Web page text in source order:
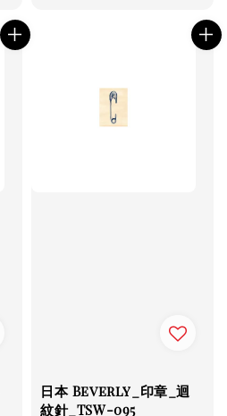
日本 Beverly_印章_迴
紋針_TSW-095